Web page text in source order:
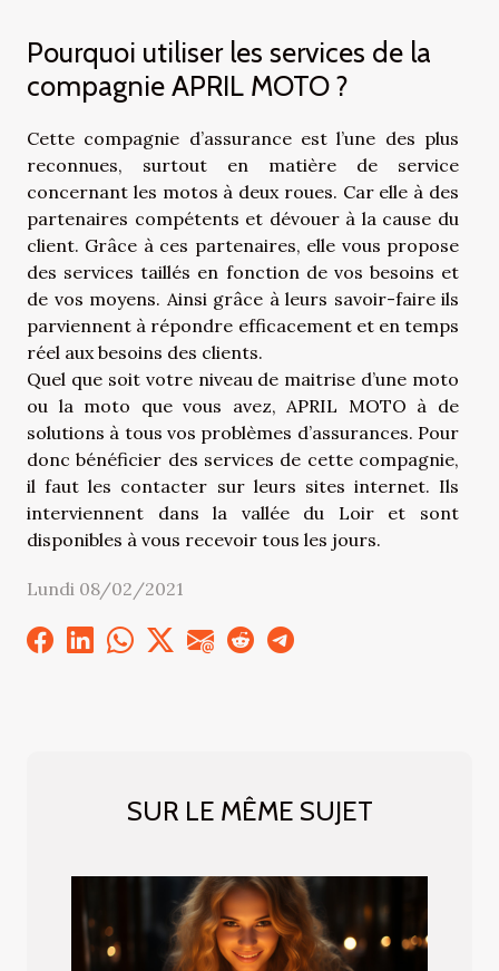
Pourquoi utiliser les services de la
compagnie APRIL MOTO ?
Cette compagnie d’assurance est l’une des plus
reconnues, surtout en matière de service
concernant les motos à deux roues. Car elle à des
partenaires compétents et dévouer à la cause du
client. Grâce à ces partenaires, elle vous propose
des services taillés en fonction de vos besoins et
de vos moyens. Ainsi grâce à leurs savoir-faire ils
parviennent à répondre efficacement et en temps
réel aux besoins des clients.
Quel que soit votre niveau de maitrise d’une moto
ou la moto que vous avez, APRIL MOTO à de
solutions à tous vos problèmes d’assurances. Pour
donc bénéficier des services de cette compagnie,
il faut les contacter sur leurs sites internet. Ils
interviennent dans la vallée du Loir et sont
disponibles à vous recevoir tous les jours.
Lundi 08/02/2021
SUR LE MÊME SUJET